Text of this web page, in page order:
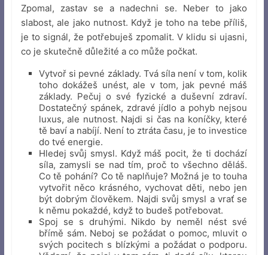
Zpomal, zastav se a nadechni se. Neber to jako
slabost, ale jako nutnost. Když je toho na tebe příliš,
je to signál, že potřebuješ zpomalit. V klidu si ujasni,
co je skutečně důležité a co může počkat.
Vytvoř si pevné základy. Tvá síla není v tom, kolik
toho dokážeš unést, ale v tom, jak pevné máš
základy. Pečuj o své fyzické a duševní zdraví.
Dostatečný spánek, zdravé jídlo a pohyb nejsou
luxus, ale nutnost. Najdi si čas na koníčky, které
tě baví a nabíjí. Není to ztráta času, je to investice
do tvé energie.
Hledej svůj smysl. Když máš pocit, že ti dochází
síla, zamysli se nad tím, proč to všechno děláš.
Co tě pohání? Co tě naplňuje? Možná je to touha
vytvořit něco krásného, vychovat děti, nebo jen
být dobrým člověkem. Najdi svůj smysl a vrať se
k němu pokaždé, když to budeš potřebovat.
Spoj se s druhými. Nikdo by neměl nést své
břímě sám. Neboj se požádat o pomoc, mluvit o
svých pocitech s blízkými a požádat o podporu.